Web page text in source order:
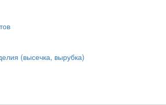
(высечка, вырубка)